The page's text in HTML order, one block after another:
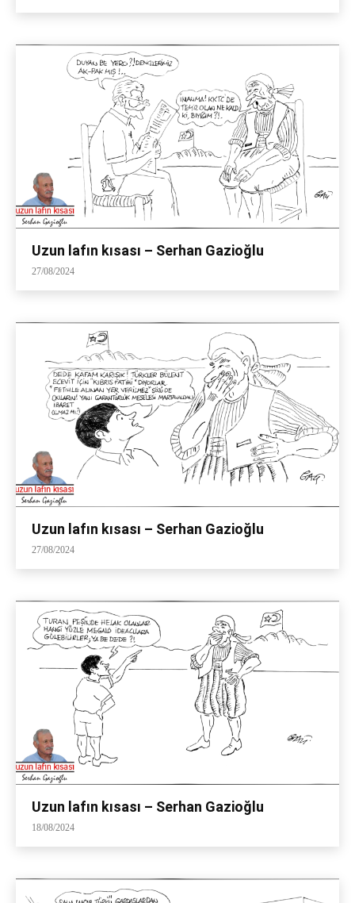
Uzun lafın kısası – Serhan Gazioğlu
27/08/2024
Uzun lafın kısası – Serhan Gazioğlu
27/08/2024
Uzun lafın kısası – Serhan Gazioğlu
18/08/2024